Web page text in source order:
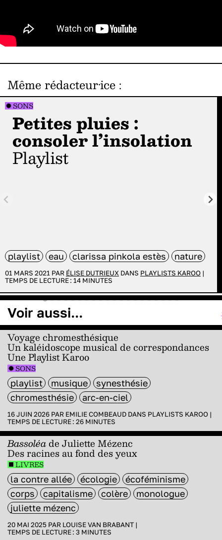
Même rédacteur·ice :
SONS
Petites pluies :
consoler l’insolation
playlist
playlist eau clarissa pinkola estès nature
01 MARS 2021 PAR ÉLISE DUTRIEUX DANS PLAYLISTS KAROO |
TEMPS DE LECTURE : 14 MINUTES
Voir aussi...
Voyage chromesthésique
Un kaléidoscope musical de correspondances
Une Playlist Karoo
SONS
playlist musique
synesthésie
chromesthésie
arc-en-ciel
16 JUIN 2026 PAR EMILIE COMBEAUD DANS PLAYLISTS KAROO |
TEMPS DE LECTURE : 26 MINUTES
Bassoléade Juliette Mézenc
Des racines au fond des yeux
LIVRES
la contre allée écologie
écoféminisme
corps
capitalisme colère
monologue
juliette mézenc
20 MAI 2025 PAR LOUISE VAN BRABANT |
TEMPS DE LECTURE : 3 MINUTES